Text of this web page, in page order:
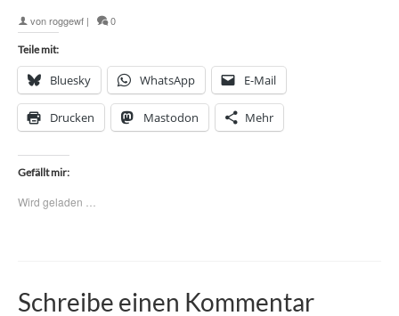
vonroggewf | 0
Teile mit:
Bluesky WhatsApp E-Mail
Drucken Mastodon Mehr
Gefällt mir:
Wird geladen …
Schreibe einen Kommentar